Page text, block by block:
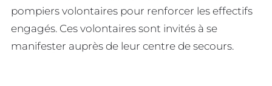
pompiers volontaires pour renforcer les effectifs
engagés. Ces volontaires sont invités à se
manifester auprès de leur centre de secours.